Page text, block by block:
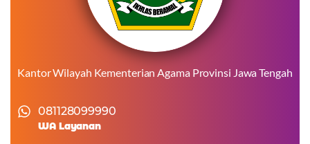
Kantor Wilayah Kementerian Agama Provinsi Jawa Tengah
081128099990
WA Layanan